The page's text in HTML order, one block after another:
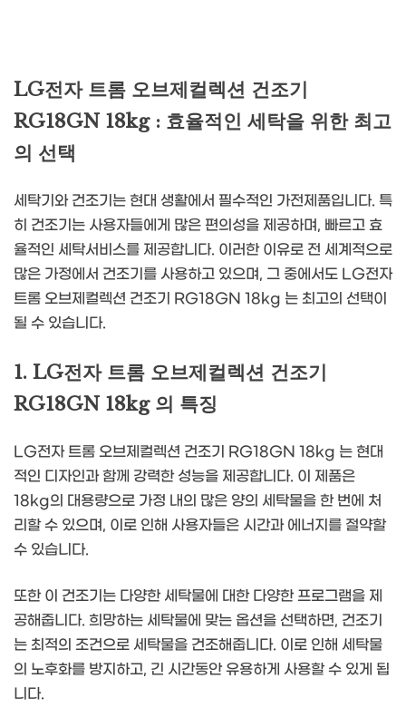
LG전자 트롬 오브제컬렉션 건조기
RG18GN 18kg : 효율적인 세탁을 위한 최고
의 선택
세탁기와 건조기는 현대 생활에서 필수적인 가전제품입니다. 특
히 건조기는 사용자들에게 많은 편의성을 제공하며, 빠르고 효
율적인 세탁서비스를 제공합니다. 이러한 이유로 전 세계적으로
많은 가정에서 건조기를 사용하고 있으며, 그 중에서도 LG전자
트롬 오브제컬렉션 건조기 RG18GN 18kg 는 최고의 선택이
될 수 있습니다.
1. LG전자 트롬 오브제컬렉션 건조기
RG18GN 18kg 의 특징
LG전자 트롬 오브제컬렉션 건조기 RG18GN 18kg 는 현대
적인 디자인과 함께 강력한 성능을 제공합니다. 이 제품은
18kg의 대용량으로 가정 내의 많은 양의 세탁물을 한 번에 처
리할 수 있으며, 이로 인해 사용자들은 시간과 에너지를 절약할
수 있습니다.
또한 이 건조기는 다양한 세탁물에 대한 다양한 프로그램을 제
공해줍니다. 희망하는 세탁물에 맞는 옵션을 선택하면, 건조기
는 최적의 조건으로 세탁물을 건조해줍니다. 이로 인해 세탁물
의 노후화를 방지하고, 긴 시간동안 유용하게 사용할 수 있게 됩
니다.